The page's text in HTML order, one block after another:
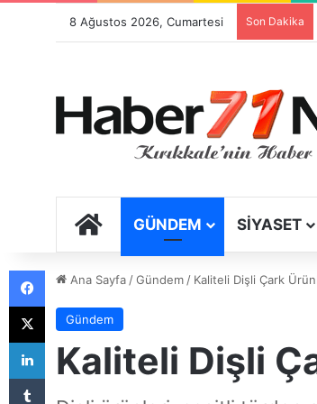
8 Ağustos 2026, Cumartesi Son Dakika
ANA SAYFA
GÜNDEM SIYASET
Ana Sayfa/Gündem/ Kaliteli Dişli Çark
Gündem
Kaliteli Dişli
Tumblr